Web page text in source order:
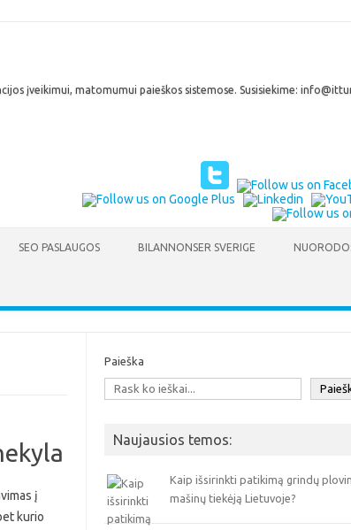
įveikimui, matomumui paieškos sistemose. Susisiekime:
SEO PASLAUGOS BILANNONSER SVERIGE
į
kurio
Paieška
Naujausios temos:
Kaip išsirinkti patikimą grindų
mašinų tiekėją Lietuvoje?